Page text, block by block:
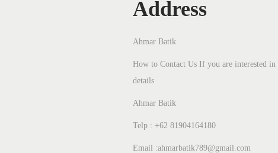
Address
Ahmar Batik
How to Contact Us If you are interested
details
Ahmar Batik
Telp : +62 81904164180
Email :ahmarbatik789@gmail.com